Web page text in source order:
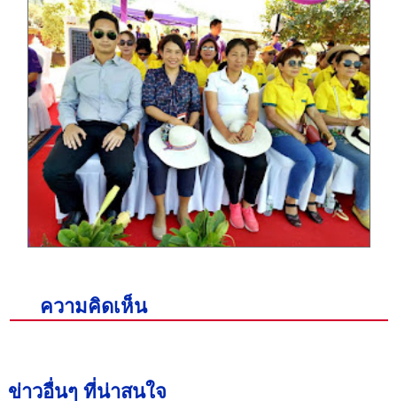
ความคิดเห็น
ข่าวอื่นๆ ที่น่าสนใจ